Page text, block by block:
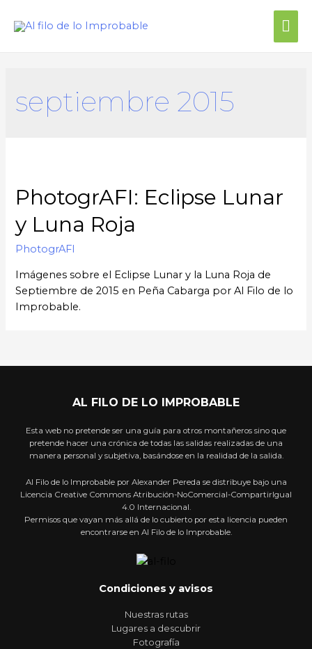
septiembre 2015
PhotogrAFI: Eclipse Lunar
y Luna Roja
PhotogrAFI
Imágenes sobre el Eclipse Lunar y la Luna Roja de
Septiembre de 2015 en Peña Cabarga por Al Filo de lo
Improbable.
AL FILO DE LO IMPROBABLE
Esta web no pretende ser una guía para otros montañeros sino que
pretende hacer una crónica de todas las salidas realizadas de una
manera personal y subjetiva, basándose en la realidad de la salida.
Al Filo de lo Improbable por Alexander Pereda se distribuye bajo una
Licencia Creative Commons Atribución-NoComercial-CompartirIgual
4.0 Internacional.
Permisos que vayan más allá de lo cubierto por esta licencia pueden
encontrarse en Al Filo de lo Improbable.
Condiciones y avisos
Nuestras rutas
Lugares a descubrir
Fotografía